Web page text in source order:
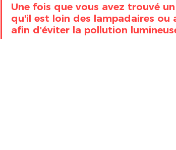
Une fois que vous avez trouvé
qu'il est loin des lampadaires ou
afin d'éviter la pollution